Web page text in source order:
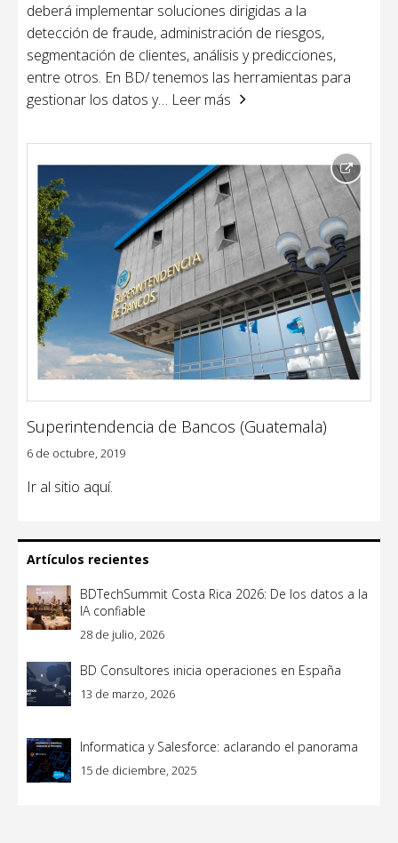
deberá implementar soluciones dirigidas a la
detección de fraude, administración de riesgos,
segmentación de clientes, análisis y predicciones,
entre otros. En BD/ tenemos las herramientas para
gestionar los datos y… Leer más
Superintendencia de Bancos (Guatemala)
6 de octubre, 2019
Ir al sitio aquí.
Artículos recientes
BDTechSummit Costa Rica 2026: De los datos a la
IA confiable
28 de julio, 2026
BD Consultores inicia operaciones en España
13 de marzo, 2026
Informatica y Salesforce: aclarando el panorama
15 de diciembre, 2025